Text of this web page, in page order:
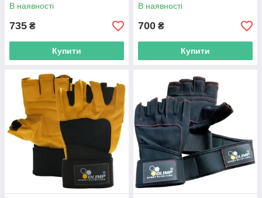
В наявності
735 ₴
Купити
В наявності
700 ₴
Купити